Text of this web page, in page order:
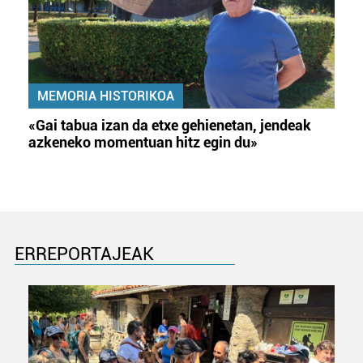
MEMORIA HISTORIKOA
«Gai tabua izan da etxe gehienetan, jendeak
azkeneko momentuan hitz egin du»
ERREPORTAJEAK